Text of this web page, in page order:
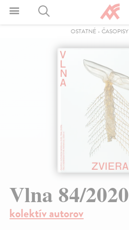
OSTATNÉ - ČASOPISY
Vlna 84/2020
kolektív autorov